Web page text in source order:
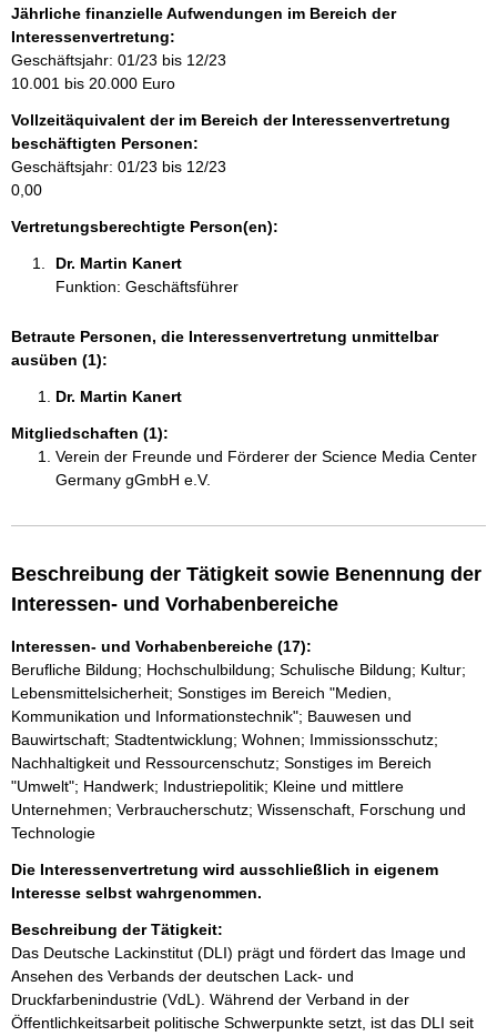
f
o
r
m
t
i
o
n
e
Jährliche finanzielle Aufwendungen im Bereich der
Interessenvertretung:
Geschäftsjahr: 01/23 bis 12/23
10.001 bis 20.000 Euro
Vollzeitäquivalent der im Bereich der Interessenvertretung
beschäftigten Personen:
Geschäftsjahr: 01/23 bis 12/23
0,00
Vertretungsberechtigte Person(en):
Dr. Martin Kanert
Funktion: Geschäftsführer
Betraute Personen, die Interessenvertretung unmittelbar
ausüben (1):
Dr. Martin Kanert
Mitgliedschaften (1):
Verein der Freunde und Förderer der Science Media Center
Germany gGmbH e.V.
Beschreibung der Tätigkeit sowie Benennung der
Interessen- und Vorhabenbereiche
Interessen- und Vorhabenbereiche (17):
Berufliche Bildung; Hochschulbildung; Schulische Bildung; Kultur;
Lebensmittelsicherheit; Sonstiges im Bereich "Medien,
Kommunikation und Informationstechnik"; Bauwesen und
Bauwirtschaft; Stadtentwicklung; Wohnen; Immissionsschutz;
Nachhaltigkeit und Ressourcenschutz; Sonstiges im Bereich
"Umwelt"; Handwerk; Industriepolitik; Kleine und mittlere
Unternehmen; Verbraucherschutz; Wissenschaft, Forschung und
Technologie
Die Interessenvertretung wird ausschließlich in eigenem
Interesse selbst wahrgenommen.
Beschreibung der Tätigkeit:
Das Deutsche Lackinstitut (DLI) prägt und fördert das Image und
Ansehen des Verbands der deutschen Lack- und
Druckfarbenindustrie (VdL). Während der Verband in der
Öffentlichkeitsarbeit politische Schwerpunkte setzt, ist das DLI seit